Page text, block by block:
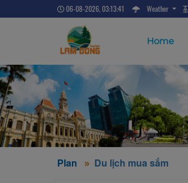
06-08-2026, 03:13:42 Weather
Home
Plan Du lịch mua sắm